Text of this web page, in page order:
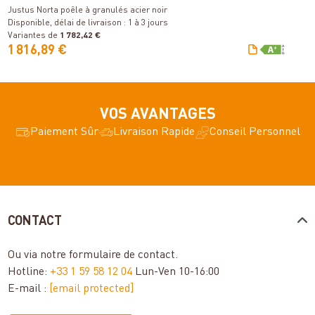
Justus Norta poêle à granulés acier noir
Disponible, délai de livraison : 1 à 3 jours
Variantes de 1 782,42 €
1 816,89 €
VOS AVANTAGES
Paiement Sûr Livraison Rapide Conseil Personnel
CONTACT
Ou via notreformulaire de contact.
Hotline: +33 1 59 58 12 04 Lun-Ven 10-16:00
E-mail : [email protected]